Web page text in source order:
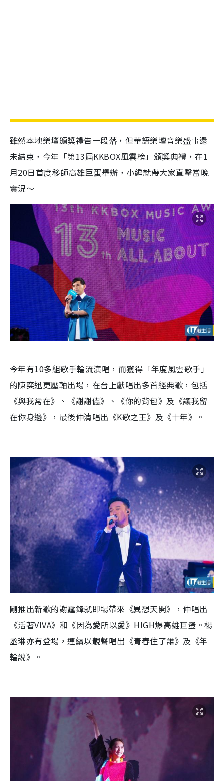
雖然本地樂壇頒獎禮告一段落，但華語樂壇音樂盛事還
未結束，今年「第13屆KKBOX風雲榜」頒獎典禮，在1
月20日首度移師高雄巨蛋舉辦，小編就帶大家直擊當晚
實況～
今年有10多組歌手輪流演唱，而獲得「年度風雲歌手」
的陳奕迅更壓軸出場，在台上獻唱出多首經典歌，包括
《與我常在》、《謝謝儂》、《你的背包》及《讓我留
在你身邊》，最後仲清唱出《K歌之王》及《十年》。
剛推出新歌的謝霆鋒就即場帶來《異想天開》，仲唱出
《活著VIVA》和《因為愛所以愛》 HIGH爆高雄巨蛋。楊
丞琳亦有登場，連續以靚聲唱出《青春住了誰》及《年
輪說》。